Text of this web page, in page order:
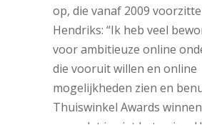
op, die vanaf 2009
Hendriks: “Ik heb veel
voor ambitieuze online
die vooruit willen en online
mogelijkheden zien en
Thuiswinkel Awards
maar dat is niet het enige.